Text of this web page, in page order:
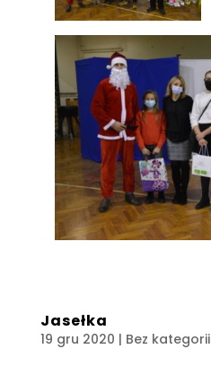
Jasełka
19 gru 2020 | Bez kategorii